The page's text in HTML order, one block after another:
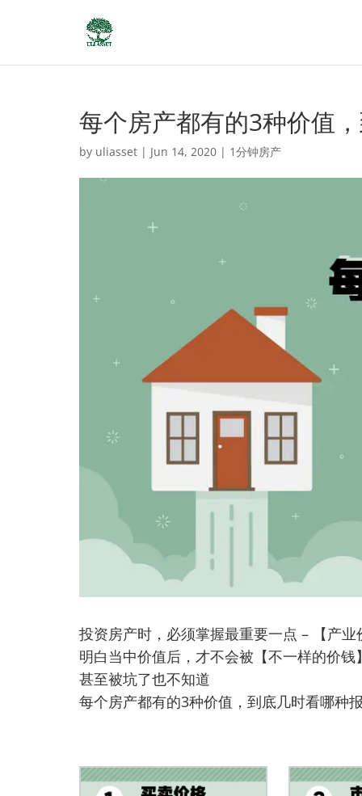
每个房产都有的3种价值
by uliasset | Jun 14, 2020 | 1分钟房产
投资房产时，必须掌握最重要一点 – 【产业
明白当中价值后，才不会被【不一样的价钱
甚至被坑了也不知道
每个房产都有的3种价值，到底几时看哪种